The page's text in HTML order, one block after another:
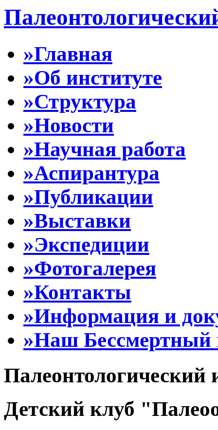
»Главная
»Об институте
»Структура
»Новости
»Научная работа
»Аспирантура
»Публикации
»Выставки
»Экспедиции
»Фотогалерея
»Контакты
»Информация и
»Наш Бессмертный
Палеонтологический
Детский клуб